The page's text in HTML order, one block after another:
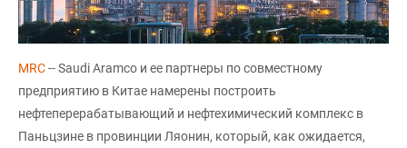
MRC-- Saudi Aramco и ее партнеры по совместному
предприятию в Китае намерены построить
нефтеперерабатывающий и нефтехимический комплекс в
Паньцзине в провинции Ляонин, который, как ожидается,